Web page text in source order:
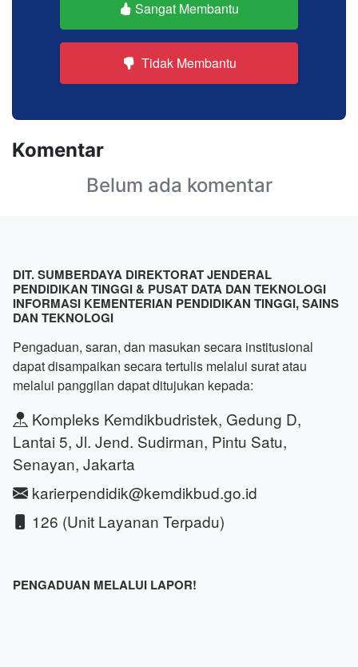
Sangat Membantu
Tidak Membantu
Komentar
Belum ada komentar
DIT. SUMBERDAYA DIREKTORAT JENDERAL
PENDIDIKAN TINGGI & PUSAT DATA DAN TEKNOLOGI
INFORMASI KEMENTERIAN PENDIDIKAN TINGGI, SAINS
DAN TEKNOLOGI
Pengaduan, saran, dan masukan secara institusional
dapat disampaikan secara tertulis melalui surat atau
melalui panggilan dapat ditujukan kepada:
Kompleks Kemdikbudristek, Gedung D,
Lantai 5, Jl. Jend. Sudirman, Pintu Satu,
Senayan, Jakarta
karierpendidik@kemdikbud.go.id
126 (Unit Layanan Terpadu)
PENGADUAN MELALUI LAPOR!